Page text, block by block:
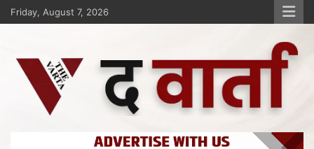
Friday, August 7, 2026
The Varta